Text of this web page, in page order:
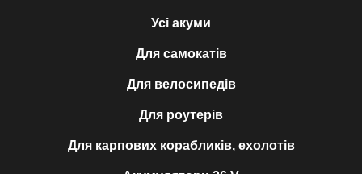
Усі акуми
Для самокатів
Для велосипедів
Для роутерів
Для карпових корабликів, ехолотів